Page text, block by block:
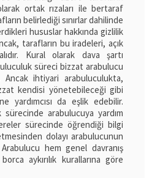
olarak ortak rızaları ile bertaraf
belirlediği sınırlar dahilinde
hususlar hakkında gizlilik
tarafların bu iradeleri, açık
Kural olarak dava şartı
süreci bizzat arabulucu
Ancak ihtiyari arabuluculukta,
kendisi yönetebileceği gibi
yardımcısı da eşlik edebilir.
arabulucuya yardım
sürecinde öğrendiği bilgi
dolayı arabulucunun
hem genel davranış
aykırılık kurallarına göre